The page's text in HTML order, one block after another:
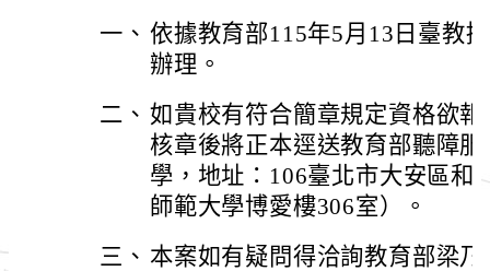
一、 依據教育部115年5月13日臺教
辦理。
二、 如貴校有符合簡章規定資格欲
核章後將正本逕送教育部聽障
學，地址：106臺北市大安區和
師範大學博愛樓306室）。
三、 本案如有疑問得洽詢教育部梁